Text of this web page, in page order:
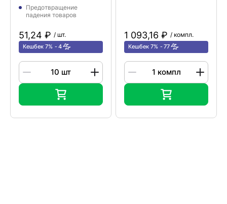
Предотвращение
падения товаров
51,24 ₽ / шт.
Кешбек 7% 4
1 093,16 ₽ / компл.
Кешбек 7% 77